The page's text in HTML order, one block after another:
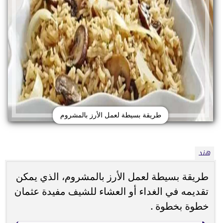
طريقة بسيطة لعمل الأرز بالمشروم
هند
طريقة بسيطة لعمل الأرز بالمشروم، الذي يمكن
تقديمه في الغداء أو العشاء للشيف مفيدة عثمان
خطوة بخطوة .